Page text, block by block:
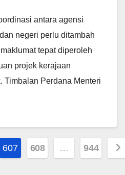
antara agensi
negeri perlu ditambah
tepat diperoleh
projek kerajaan
Timbalan Perdana Menteri
607 608 … 944